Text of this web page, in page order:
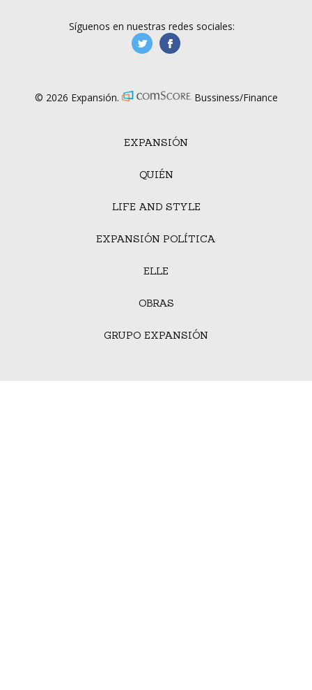
EXPANSIÓN
QUIÉN
LIFE AND STYLE
EXPANSIÓN POLÍTICA
ELLE
OBRAS
GRUPO EXPANSIÓN
Síguenos en nuestras redes sociales:
manufacturaGE
© 2026 Expansión. Bussiness/Finance